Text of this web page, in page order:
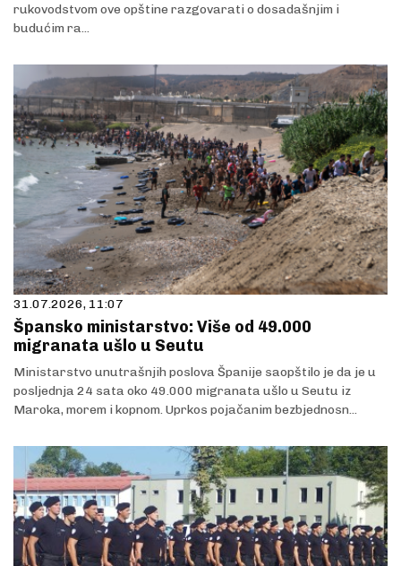
rukovodstvom ove opštine razgovarati o dosadašnjim i
budućim ra...
31.07.2026, 11:07
Špansko ministarstvo: Više od 49.000
migranata ušlo u Seutu
Ministarstvo unutrašnjih poslova Španije saopštilo je da je u
posljednja 24 sata oko 49.000 migranata ušlo u Seutu iz
Maroka, morem i kopnom. Uprkos pojačanim bezbjednosn...